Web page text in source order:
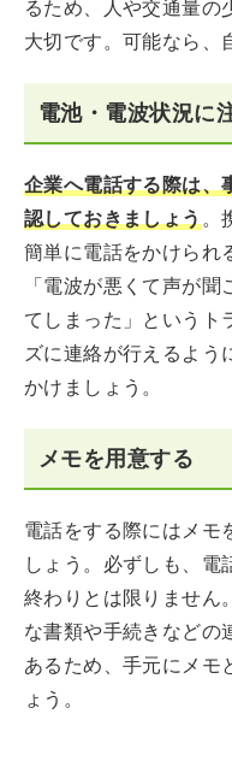
るため、人や交通量の
大切です。可能なら、
電池・電波状況に
企業へ電話する際は、
認しておきましょう。
簡単に電話をかけられ
「電波が悪くて声が
てしまった」というト
ズに連絡が行えるよう
かけましょう。
メモを用意する
電話をする際にはメモ
しょう。必ずしも、電
終わりとは限りません
な書類や手続きなどの
あるため、手元にメモ
ょう。